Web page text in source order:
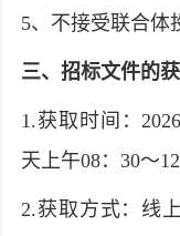
5、不接受联合体
三、招标文件的
1.获取时间：
天上午08：30～
2.获取方式：线